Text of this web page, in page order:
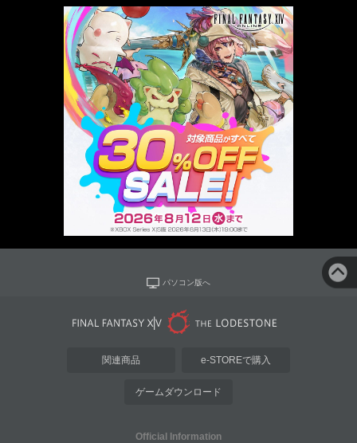
パソコン版へ
関連商品 e-STOREで購入
ゲームダウンロード
Official Information